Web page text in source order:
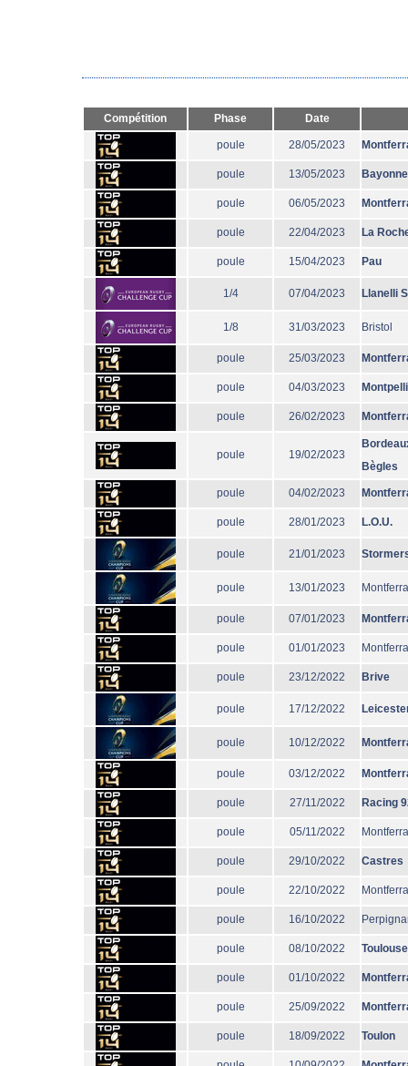
Compétition Phase Date
poule 28/05/2023
poule 13/05/2023 Bayonne
poule 06/05/2023
poule 22/04/2023 La
poule 15/04/2023 Pau
1/4 07/04/2023 Llanelli
1/8 31/03/2023 Bristol
poule 25/03/2023
poule 04/03/2023
poule 26/02/2023
poule 19/02/2023
Bègles
poule 04/02/2023
poule 28/01/2023 L.O.U.
poule 21/01/2023
poule 13/01/2023
poule 07/01/2023
poule 01/01/2023
poule 23/12/2022 Brive
poule 17/12/2022
poule 10/12/2022
poule 03/12/2022
poule 27/11/2022 Racing
poule 05/11/2022
poule 29/10/2022 Castres
poule 22/10/2022
poule 16/10/2022
poule 08/10/2022 Toulouse
poule 01/10/2022
poule 25/09/2022
poule 18/09/2022 Toulon